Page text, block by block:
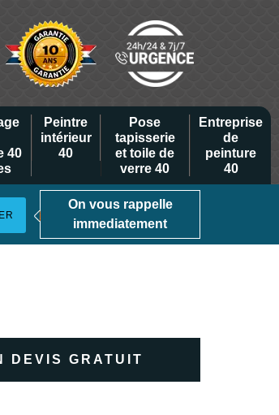
40
Peintre
intérieur
40
Pose
tapisserie
et toile de
verre 40
Entreprise
de
peinture
40
On vous rappelle
immediatement
DEVIS GRATUIT